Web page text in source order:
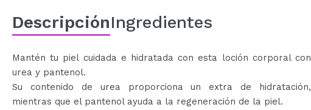
PRÓXIMAMENTE
DescripciónIngredientes
Mantén tu piel cuidada e hidratada con esta loción corporal con
urea y pantenol.
Su contenido de urea proporciona un extra de hidratación,
mientras que el pantenol ayuda a la regeneración de la piel.